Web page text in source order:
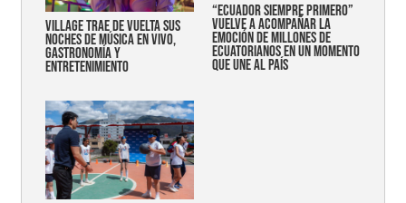
Village trae de vuelta sus
noches de música en vivo,
gastronomía y
entretenimiento
“Ecuador siempre primero”
vuelve a acompañar la
emoción de millones de
ecuatorianos en un momento
que une al país